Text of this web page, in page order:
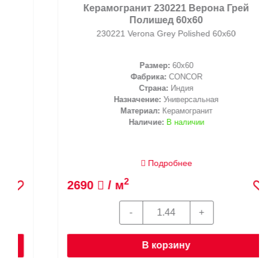
Керамогранит 230221 Верона Грей
Полишед 60x60
230221 Verona Grey Polished 60x60
Размер:60x60
Фабрика:CONCOR
Страна:Индия
Назначение:Универсальная
Материал:Керамогранит
Наличие: В наличии
Подробнее
2690 / м 2
В корзину